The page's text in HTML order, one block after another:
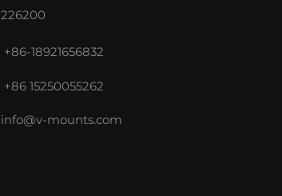
226200
+86-18921656832
+86 15250055262
info@v-mounts.com